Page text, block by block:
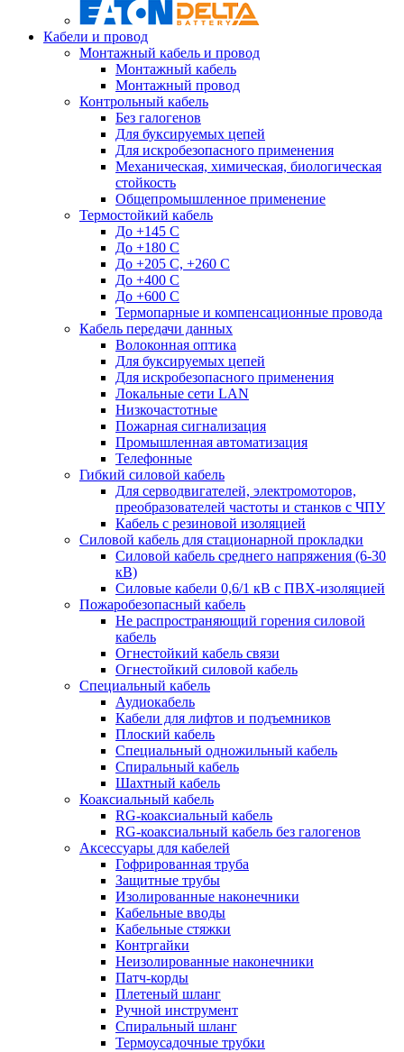
Кабели и провод
Монтажный кабель и провод
Монтажный кабель
Монтажный провод
Контрольный кабель
Без галогенов
Для буксируемых цепей
Для искробезопасного применения
Механическая, химическая, биологическая
стойкость
Общепромышленное применение
Термостойкий кабель
До +145 С
До +180 C
До +205 С, +260 С
До +400 C
До +600 С
Термопарные и компенсационные провода
Кабель передачи данных
Волоконная оптика
Для буксируемых цепей
Для искробезопасного применения
Локальные сети LAN
Низкочастотные
Пожарная сигнализация
Промышленная автоматизация
Телефонные
Гибкий силовой кабель
Для серводвигателей, электромоторов,
преобразователей частоты и станков с ЧПУ
Кабель с резиновой изоляцией
Силовой кабель для стационарной прокладки
Силовой кабель среднего напряжения (6-30
кВ)
Силовые кабели 0,6/1 кВ с ПВХ-изоляцией
Пожаробезопасный кабель
Не распространяющий горения силовой
кабель
Огнестойкий кабель связи
Огнестойкий силовой кабель
Специальный кабель
Аудиокабель
Кабели для лифтов и подъемников
Плоский кабель
Специальный одножильный кабель
Спиральный кабель
Шахтный кабель
Коаксиальный кабель
RG-коаксиальный кабель
RG-коаксиальный кабель без галогенов
Аксессуары для кабелей
Гофрированная труба
Защитные трубы
Изолированные наконечники
Кабельные вводы
Кабельные стяжки
Контргайки
Неизолированные наконечники
Патч-корды
Плетеный шланг
Ручной инструмент
Спиральный шланг
Термоусадочные трубки